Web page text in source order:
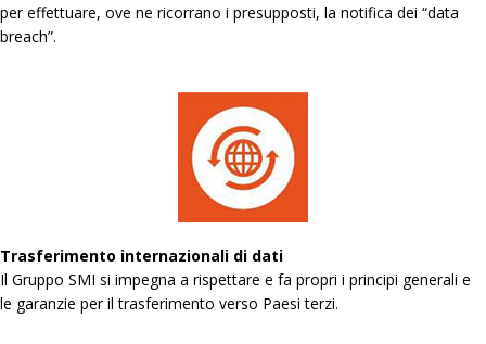
per effettuare, ove ne ricorrano i presupposti, la notifica dei “data
breach”.
Trasferimento internazionali di dati
Il Gruppo SMI si impegna a rispettare e fa propri i principi generali e
le garanzie per il trasferimento verso Paesi terzi.